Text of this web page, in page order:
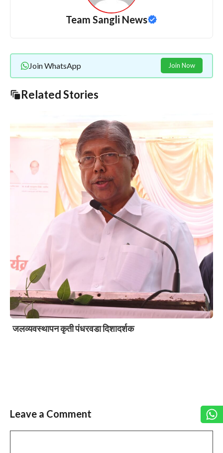
Team Sangli News
Join WhatsApp Join Now
Related Stories
जलव्यवस्थापन कृती पंधरवडा दिशादर्शक
Slide 2 of 6
Leave a Comment